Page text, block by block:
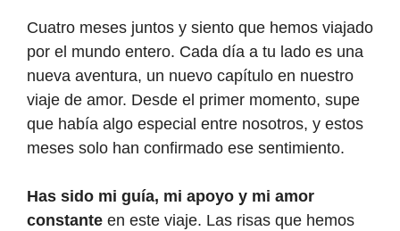
Cuatro meses juntos y siento que hemos viajado
por el mundo entero. Cada día a tu lado es una
nueva aventura, un nuevo capítulo en nuestro
viaje de amor. Desde el primer momento, supe
que había algo especial entre nosotros, y estos
meses solo han confirmado ese sentimiento.
Has sido mi guía, mi apoyo y mi amor
constante en este viaje. Las risas que hemos